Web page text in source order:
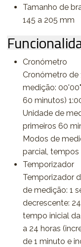
Tamanho de
145 a 205 mm
Cronómetro
Cronómetro de
medição:
60 minutos)
Unidade de
primeiros 60
Modos de
parcial, tempos
Temporizador
Temporizador
de medição: 1
decrescente:
tempo inicial
a 24 horas
de 1 minuto e